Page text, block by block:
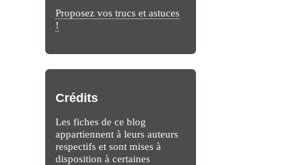
Proposez vos trucs et astuces
!
Crédits
Les fiches de ce blog
appartiennent à leurs auteurs
respectifs et sont mises à
disposition à certaines